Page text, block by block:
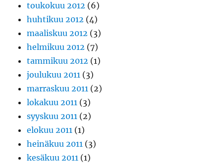
toukokuu 2012 (6)
huhtikuu 2012 (4)
maaliskuu 2012 (3)
helmikuu 2012 (7)
tammikuu 2012 (1)
joulukuu 2011 (3)
marraskuu 2011 (2)
lokakuu 2011 (3)
syyskuu 2011 (2)
elokuu 2011 (1)
heinäkuu 2011 (3)
kesäkuu 2011 (1)